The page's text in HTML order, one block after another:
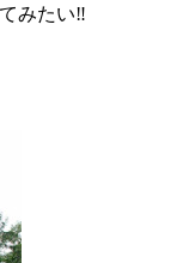
みたい‼︎